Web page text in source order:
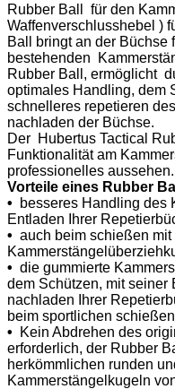
Rubber Ball für den
Waffenverschlusshebel )
Ball bringt an der Büchse
bestehenden
Rubber Ball, ermöglicht
optimales Handling, dem
schnelleres repetieren
nachladen der Büchse.
Der Hubertus Tactical
Funktionalität am
professionelles aussehen.
Vorteile eines Rubber Ball
• besseres Handling des
Entladen Ihrer
• auch beim schießen
• die gummierte
dem Schützen, mit
nachladen Ihrer
beim sportlichen
•
Kein Abdrehen des
erforderlich, der Rubber
herkömmlichen runden
Kammerstängelkugeln